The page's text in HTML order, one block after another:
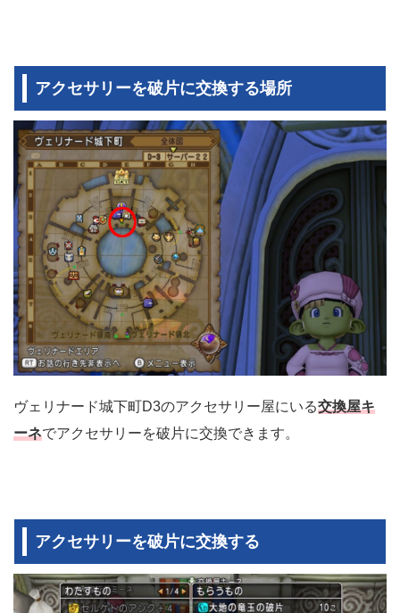
アクセサリーを破片に交換する場所
ヴェリナード城下町D3のアクセサリー屋にいる交換屋キ
ーネでアクセサリーを破片に交換できます。
アクセサリーを破片に交換する